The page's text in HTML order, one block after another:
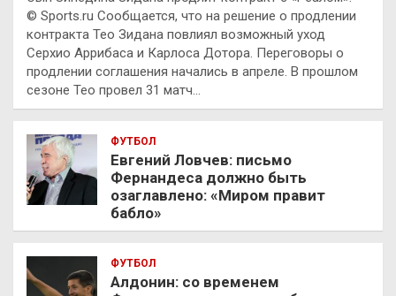
© Sports.ru Сообщается, что на решение о продлении
контракта Тео Зидана повлиял возможный уход
Серхио Аррибаса и Карлоса Дотора. Переговоры о
продлении соглашения начались в апреле. В прошлом
сезоне Тео провел 31 матч…
ФУТБОЛ
Евгений Ловчев: письмо
Фернандеса должно быть
озаглавлено: «Миром правит
бабло»
ФУТБОЛ
Алдонин: со временем